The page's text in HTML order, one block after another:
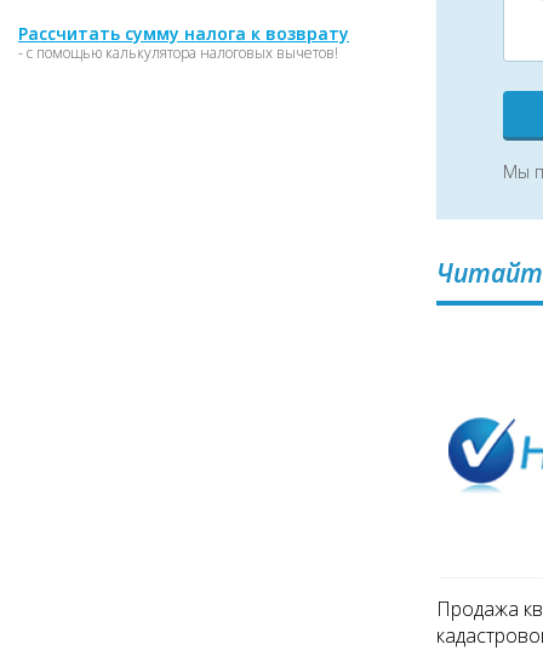
Рассчитать сумму налога к возврату
- с помощью калькулятора налоговых вычетов!
Мы
Продажа